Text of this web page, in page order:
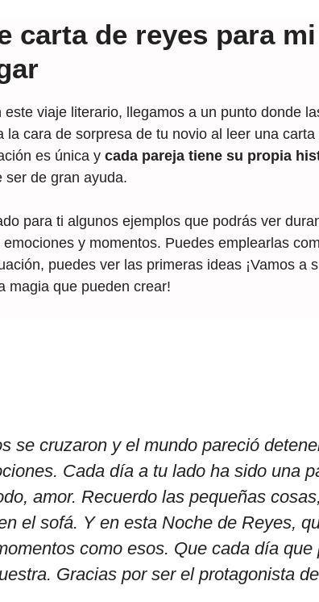
carta de reyes para
viaje literario, llegamos a un punto donde
la cara de sorpresa de tu novio al leer una
es única y cada pareja tiene su propia
ser de gran ayuda.
para ti algunos ejemplos que podrás ver
y momentos. Puedes emplearlas
puedes ver las primeras ideas ¡Vamos a
magia que pueden crear!
se cruzaron y el mundo pareció
Cada día a tu lado ha sido una
amor. Recuerdo las pequeñas
el sofá. Y en esta Noche de Reyes,
como esos. Que cada día que
Gracias por ser el protagonista